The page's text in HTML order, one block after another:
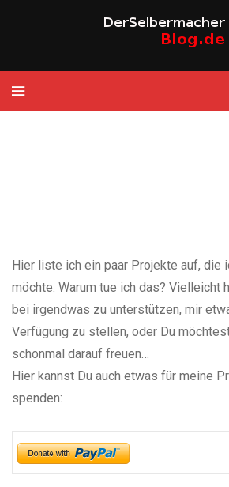
Hier liste ich ein paar Projekte auf, die
möchte. Warum tue ich das? Vielleicht
bei irgendwas zu unterstützen, mir
Verfügung zu stellen, oder Du
schonmal darauf freuen…
Hier kannst Du auch etwas für meine
spenden: